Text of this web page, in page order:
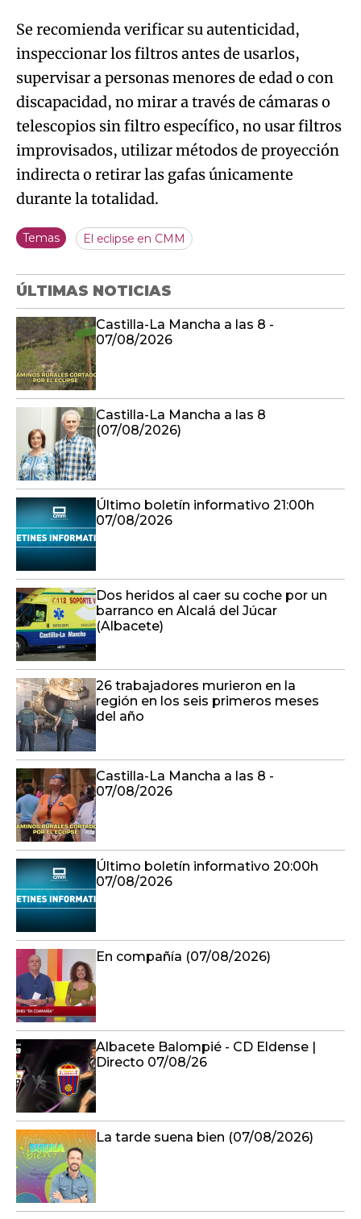
Se recomienda verificar su autenticidad,
inspeccionar los filtros antes de usarlos,
supervisar a personas menores de edad o con
discapacidad, no mirar a través de cámaras o
telescopios sin filtro específico, no usar filtros
improvisados, utilizar métodos de proyección
indirecta o retirar las gafas únicamente
durante la totalidad.
Temas El eclipse en CMM
ÚLTIMAS NOTICIAS
Castilla-La Mancha a las 8 -
07/08/2026
Castilla-La Mancha a las 8
(07/08/2026)
Último boletín informativo 21:00h
07/08/2026
Dos heridos al caer su coche por un
barranco en Alcalá del Júcar
(Albacete)
26 trabajadores murieron en la
región en los seis primeros meses
del año
Castilla-La Mancha a las 8 -
07/08/2026
Último boletín informativo 20:00h
07/08/2026
En compañía (07/08/2026)
Albacete Balompié - CD Eldense |
Directo 07/08/26
La tarde suena bien (07/08/2026)